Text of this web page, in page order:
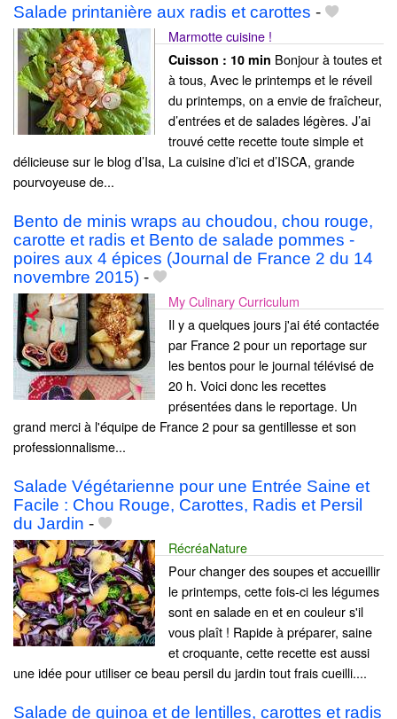
Salade printanière aux radis et carottes -
Marmotte cuisine !
Cuisson : 10 min Bonjour à toutes et
à tous, Avec le printemps et le réveil
du printemps, on a envie de fraîcheur,
d’entrées et de salades légères. J’ai
trouvé cette recette toute simple et
délicieuse sur le blog d’Isa, La cuisine d’ici et d’ISCA, grande
pourvoyeuse de...
Bento de minis wraps au choudou, chou rouge,
carotte et radis et Bento de salade pommes -
poires aux 4 épices (Journal de France 2 du 14
novembre 2015) -
My Culinary Curriculum
Il y a quelques jours j'ai été contactée
par France 2 pour un reportage sur
les bentos pour le journal télévisé de
20 h. Voici donc les recettes
présentées dans le reportage. Un
grand merci à l'équipe de France 2 pour sa gentillesse et son
professionnalisme...
Salade Végétarienne pour une Entrée Saine et
Facile : Chou Rouge, Carottes, Radis et Persil
du Jardin -
RécréaNature
Pour changer des soupes et accueillir
le printemps, cette fois-ci les légumes
sont en salade en et en couleur s'il
vous plaît ! Rapide à préparer, saine
et croquante, cette recette est aussi
une idée pour utiliser ce beau persil du jardin tout frais cueilli....
Salade de quinoa et de lentilles, carottes et radis